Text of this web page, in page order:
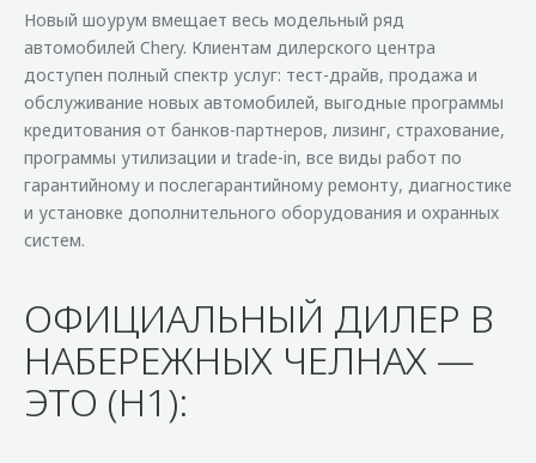
Новый шоурум вмещает весь модельный ряд
автомобилей Chery. Клиентам дилерского центра
доступен полный спектр услуг: тест-драйв, продажа и
обслуживание новых автомобилей, выгодные программы
кредитования от банков-партнеров, лизинг, страхование,
программы утилизации и trade-in, все виды работ по
гарантийному и послегарантийному ремонту, диагностике
и установке дополнительного оборудования и охранных
систем.
ОФИЦИАЛЬНЫЙ ДИЛЕР В
НАБЕРЕЖНЫХ ЧЕЛНАХ —
ЭТО (H1):